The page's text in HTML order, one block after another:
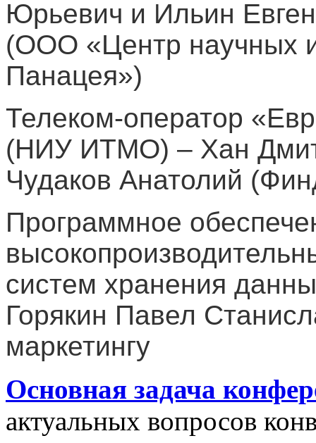
Юрьевич и Ильин
(ООО «Центр научных
Панацея»)
Телеком-оператор
(НИУ ИТМО) – Хан
Чудаков Анатолий
Программное
систем хранения
Горякин Павел
маркетингу
Основная задача
актуальных вопросов